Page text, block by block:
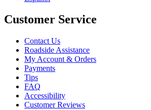
Customer Service
Contact Us
Roadside Assistance
My Account & Orders
Payments
Tips
FAQ
Accessibility
Customer Reviews